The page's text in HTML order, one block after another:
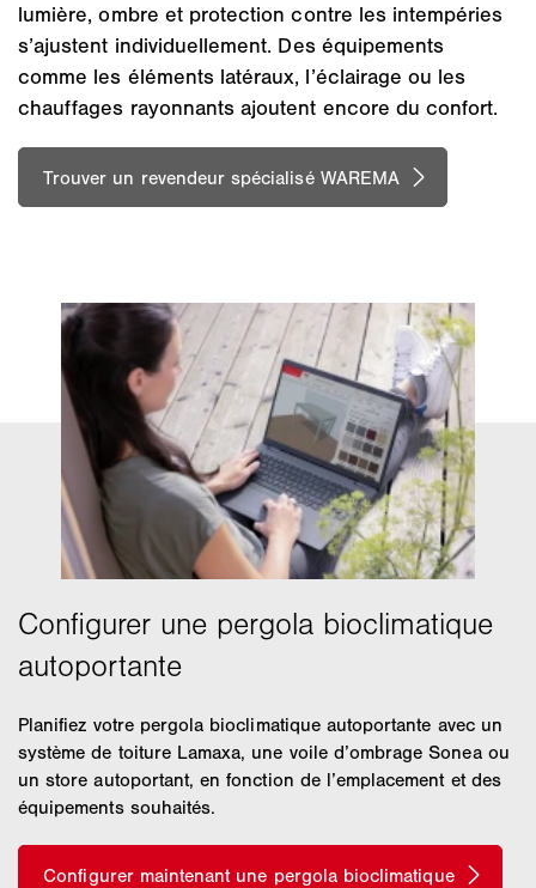
lumière, ombre et protection contre les intempéries
s’ajustent individuellement. Des équipements
comme les éléments latéraux, l’éclairage ou les
chauffages rayonnants ajoutent encore du confort.
Planifiez votre pergola bioclimatique autoportante avec un
système de toiture Lamaxa, une voile d’ombrage Sonea ou
un store autoportant, en fonction de l’emplacement et des
équipements souhaités.